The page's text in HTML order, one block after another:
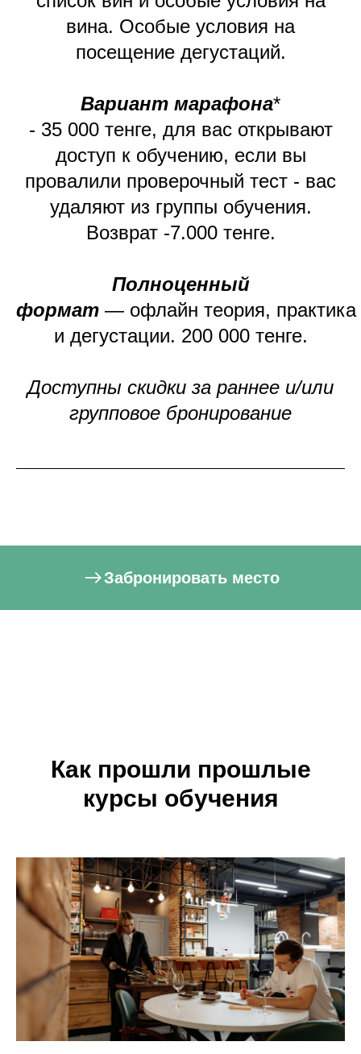
вина. Особые условия на
посещение дегустаций.
Вариант марафона*
- 35 000 тенге, для вас открывают
доступ к обучению, если вы
провалили проверочный тест - вас
удаляют из группы обучения.
Возврат -7.000 тенге.
Полноценный
формат — офлайн теория, практика
и дегустации. 200 000 тенге.
Доступны скидки за раннее и/или
групповое бронирование
Забронировать место
Как прошли прошлые
курсы обучения